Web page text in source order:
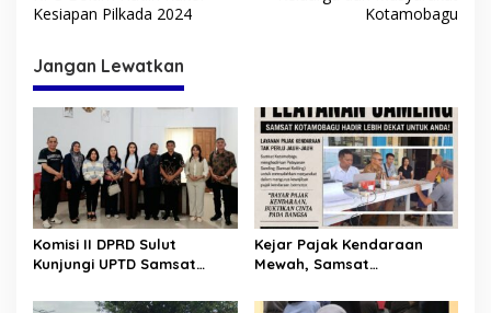
i
g
a
i
p
o
s
Kesiapan Pilkada 2024
Kotamobagu
Jangan Lewatkan
Komisi II DPRD Sulut
Kunjungi UPTD Samsat
Kejar Pajak Kendaraan
Mewah, Samsat
Langsung WP